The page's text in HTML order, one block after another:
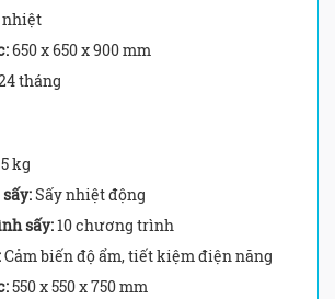
nhiệt
650 x 650 x 900 mm
tháng
5 kg
Sấy nhiệt động
sấy:10 chương trình
Cảm biến độ ẩm, tiết kiệm điện năng
550 x 550 x 750 mm